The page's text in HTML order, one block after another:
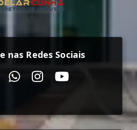
nas Redes Sociais